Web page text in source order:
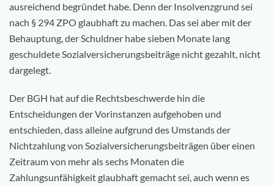
ausreichend begründet habe. Denn der Insolvenzgrund sei
nach § 294 ZPO glaubhaft zu machen. Das sei aber mit der
Behauptung, der Schuldner habe sieben Monate lang
geschuldete Sozialversicherungsbeiträge nicht gezahlt, nicht
dargelegt.
Der BGH hat auf die Rechtsbeschwerde hin die
Entscheidungen der Vorinstanzen aufgehoben und
entschieden, dass alleine aufgrund des Umstands der
Nichtzahlung von Sozialversicherungsbeiträgen über einen
Zeitraum von mehr als sechs Monaten die
Zahlungsunfähigkeit glaubhaft gemacht sei, auch wenn es